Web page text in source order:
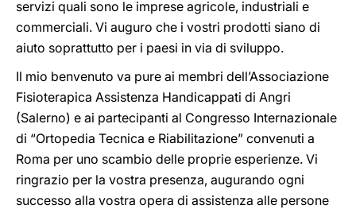
servizi quali sono le imprese agricole, industriali e
commerciali. Vi auguro che i vostri prodotti siano di
aiuto soprattutto per i paesi in via di sviluppo.
Il mio benvenuto va pure ai membri dell’Associazione
Fisioterapica Assistenza Handicappati di Angri
(Salerno) e ai partecipanti al Congresso Internazionale
di “Ortopedia Tecnica e Riabilitazione” convenuti a
Roma per uno scambio delle proprie esperienze. Vi
ringrazio per la vostra presenza, augurando ogni
successo alla vostra opera di assistenza alle persone